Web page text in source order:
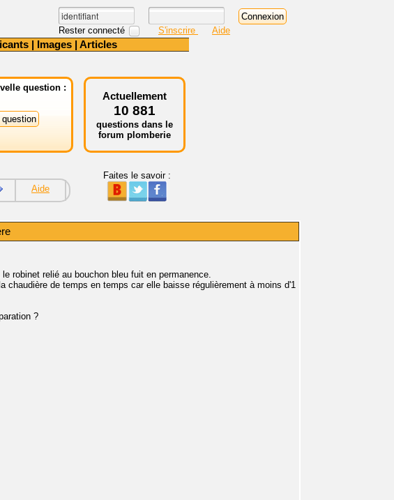
Rester connecté S'inscrire Aide
| Images | Articles
question :
Actuellement
10 881
questions dans le
forum plomberie
Aide
Faites le savoir :
robinet relié au bouchon bleu fuit en permanence.
chaudière de temps en temps car elle baisse régulièrement à moins d'1
?